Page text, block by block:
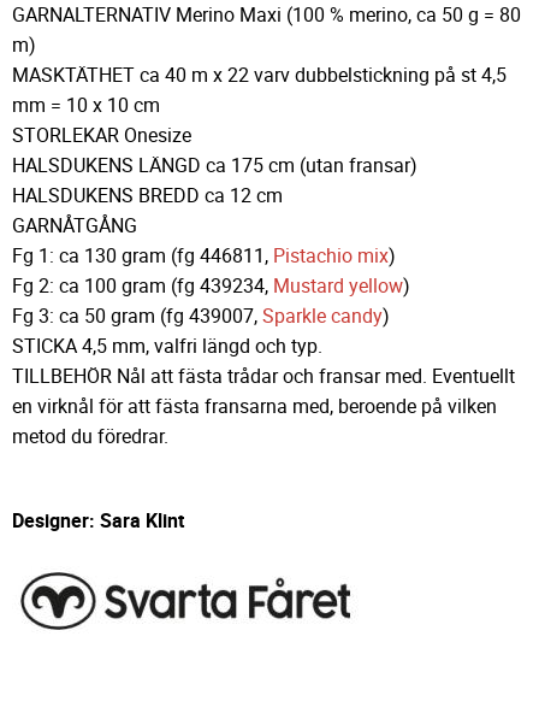
GARNALTERNATIV Merino Maxi (100 % merino, ca 50 g = 80
m)
MASKTÄTHET ca 40 m x 22 varv dubbelstickning på st 4,5
mm = 10 x 10 cm
STORLEKAR Onesize
HALSDUKENS LÄNGD ca 175 cm (utan fransar)
HALSDUKENS BREDD ca 12 cm
GARNÅTGÅNG
Fg 1: ca 130 gram (fg 446811, Pistachio mix)
Fg 2: ca 100 gram (fg 439234, Mustard yellow)
Fg 3: ca 50 gram (fg 439007,Sparkle candy)
STICKA 4,5 mm, valfri längd och typ.
TILLBEHÖR Nål att fästa trådar och fransar med. Eventuellt
en virknål för att fästa fransarna med, beroende på vilken
metod du föredrar.
Designer: Sara Klint